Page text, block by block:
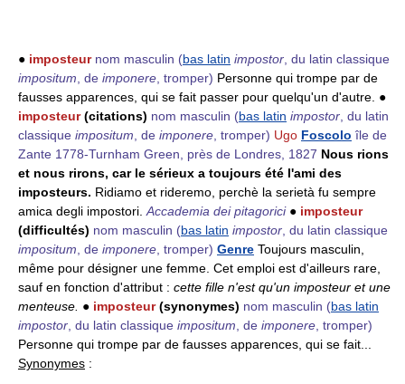
● imposteur nom masculin (bas latin impostor , du latin classique
impositum , de imponere , tromper) Personne qui trompe par de
fausses apparences, qui se fait passer pour quelqu'un d'autre. ●
imposteur(citations) nom masculin (bas latin impostor , du latin
classique impositum , de imponere , tromper) Ugo Foscolo île de
Zante 1778-Turnham Green, près de Londres, 1827 Nous rions
et nous rirons, car le sérieux a toujours été l'ami des
imposteurs. Ridiamo et rideremo, perchè la serietà fu sempre
amica degli impostori. Accademia dei pitagorici ● imposteur
(difficultés) nom masculin (bas latin impostor , du latin classique
impositum , de imponere , tromper) Genre Toujours masculin,
même pour désigner une femme. Cet emploi est d'ailleurs rare,
sauf en fonction d'attribut : cette fille n'est qu'un imposteur et une
menteuse. ● imposteur(synonymes) nom masculin (bas latin
impostor , du latin classique impositum , de imponere , tromper)
Personne qui trompe par de fausses apparences, qui se fait...
Synonymes :